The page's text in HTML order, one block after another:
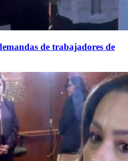
de trabajadores de